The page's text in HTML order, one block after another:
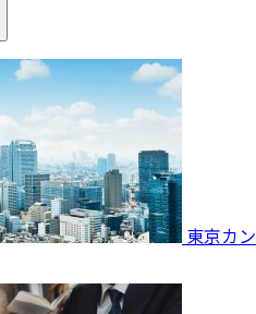
東京カン